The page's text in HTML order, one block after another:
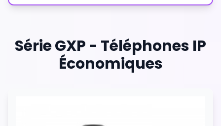
Série GXP - Téléphones IP
Économiques